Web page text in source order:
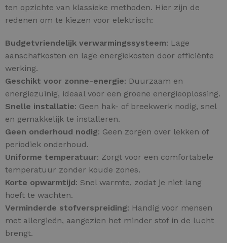
ten opzichte van klassieke methoden. Hier zijn de
redenen om te kiezen voor elektrisch:
Budgetvriendelijk verwarmingssysteem: Lage
aanschafkosten en lage energiekosten door efficiënte
werking.
Geschikt voor zonne-energie: Duurzaam en
energiezuinig, ideaal voor een groene energieoplossing.
Snelle installatie: Geen hak- of breekwerk nodig, snel
en gemakkelijk te installeren.
Geen onderhoud nodig: Geen zorgen over lekken of
periodiek onderhoud.
Uniforme temperatuur: Zorgt voor een comfortabele
temperatuur zonder koude zones.
Korte opwarmtijd: Snel warmte, zodat je niet lang
hoeft te wachten.
Verminderde stofverspreiding: Handig voor mensen
met allergieën, aangezien het minder stof in de lucht
brengt.